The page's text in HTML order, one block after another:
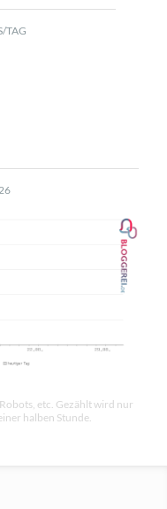
TAG
etc. Gezählt wird nur
halben Stunde.